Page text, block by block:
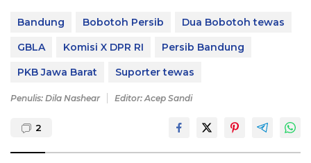
Bandung Bobotoh Persib
Dua Bobotoh tewas
GBLA
Komisi X DPR RI
Persib Bandung
PKB Jawa Barat
Suporter tewas
Penulis: Dila Nashear Editor: Acep Sandi
2